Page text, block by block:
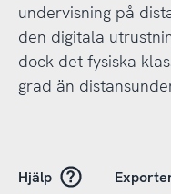
undervisning på
den digitala
dock det fysiska
grad än
Hjälp